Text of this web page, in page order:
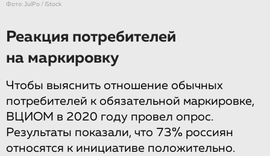
Фото: JulPo / iStock
Реакция потребителей
на маркировку
Чтобы выяснить отношение обычных
потребителей к обязательной маркировке,
ВЦИОМ в 2020 году провел опрос.
Результаты показали, что 73% россиян
относятся к инициативе положительно.